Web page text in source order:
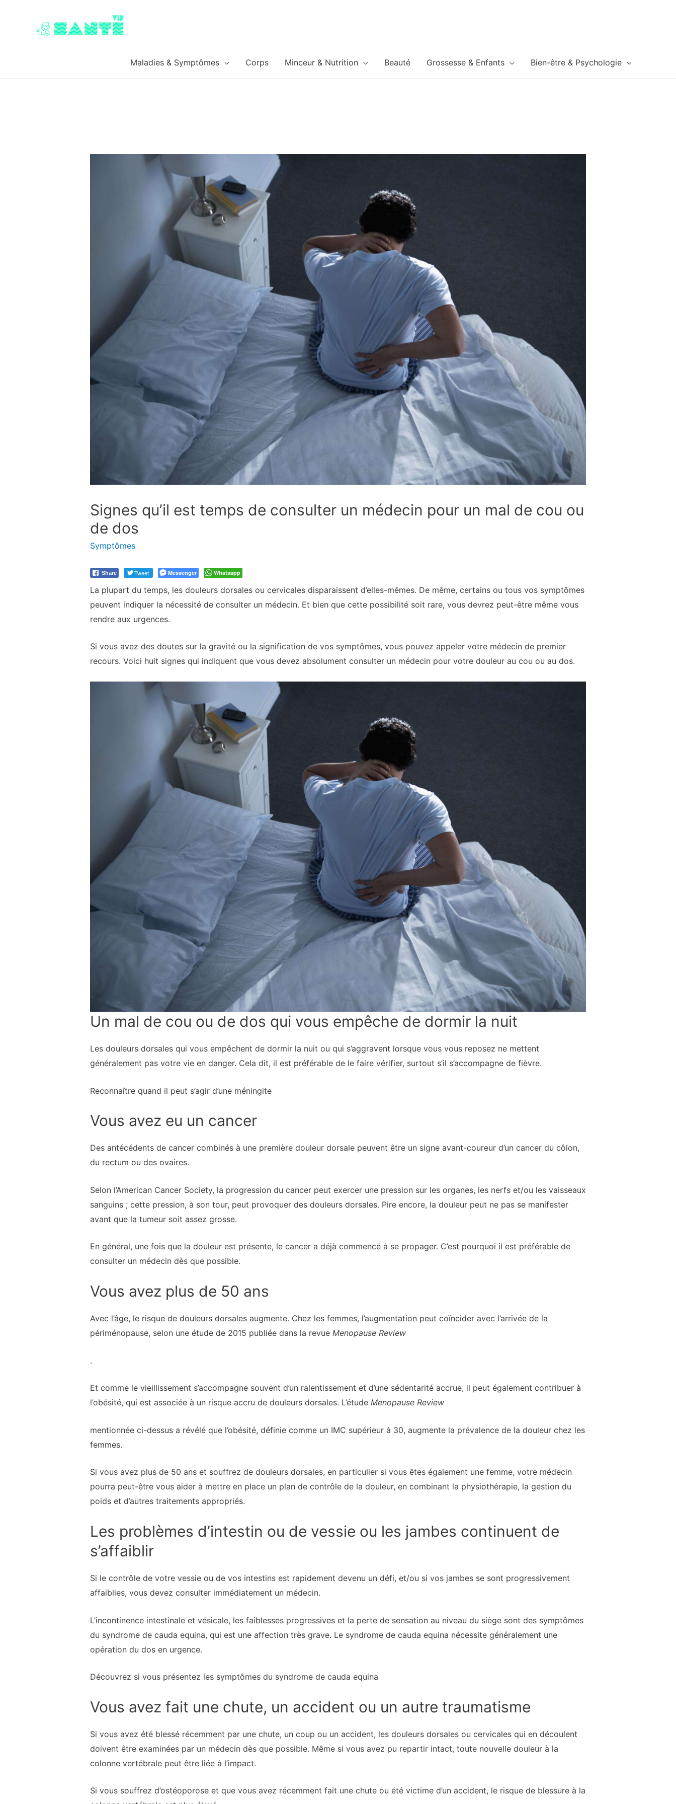
Maladies & Symptômes Corps Minceur & Nutrition Beauté Grossesse & Enfants Bien-être & Psychologie
Signes qu’il est temps de consulter un médecin pour un mal de cou ou
de dos
Symptômes
Share Tweet Messenger Whatsapp
La plupart du temps, les douleurs dorsales ou cervicales disparaissent d’elles-mêmes. De même, certains ou tous vos symptômes
peuvent indiquer la nécessité de consulter un médecin. Et bien que cette possibilité soit rare, vous devrez peut-être même vous
rendre aux urgences.
Si vous avez des doutes sur la gravité ou la signification de vos symptômes, vous pouvez appeler votre médecin de premier
recours. Voici huit signes qui indiquent que vous devez absolument consulter un médecin pour votre douleur au cou ou au dos.
Un mal de cou ou de dos qui vous empêche de dormir la nuit
Les douleurs dorsales qui vous empêchent de dormir la nuit ou qui s’aggravent lorsque vous vous reposez ne mettent
généralement pas votre vie en danger. Cela dit, il est préférable de le faire vérifier, surtout s’il s’accompagne de fièvre.
Reconnaître quand il peut s’agir d’une méningite
Vous avez eu un cancer
Des antécédents de cancer combinés à une première douleur dorsale peuvent être un signe avant-coureur d’un cancer du côlon,
du rectum ou des ovaires.
Selon l’American Cancer Society, la progression du cancer peut exercer une pression sur les organes, les nerfs et/ou les vaisseaux
sanguins ; cette pression, à son tour, peut provoquer des douleurs dorsales. Pire encore, la douleur peut ne pas se manifester
avant que la tumeur soit assez grosse.
En général, une fois que la douleur est présente, le cancer a déjà commencé à se propager. C’est pourquoi il est préférable de
consulter un médecin dès que possible.
Vous avez plus de 50 ans
Avec l’âge, le risque de douleurs dorsales augmente. Chez les femmes, l’augmentation peut coïncider avec l’arrivée de la
périménopause, selon une étude de 2015 publiée dans la revue Menopause Review
.
Et comme le vieillissement s’accompagne souvent d’un ralentissement et d’une sédentarité accrue, il peut également contribuer à
l’obésité, qui est associée à un risque accru de douleurs dorsales. L’étude Menopause Review
mentionnée ci-dessus a révélé que l’obésité, définie comme un IMC supérieur à 30, augmente la prévalence de la douleur chez les
femmes.
Si vous avez plus de 50 ans et souffrez de douleurs dorsales, en particulier si vous êtes également une femme, votre médecin
pourra peut-être vous aider à mettre en place un plan de contrôle de la douleur, en combinant la physiothérapie, la gestion du
poids et d’autres traitements appropriés.
Les problèmes d’intestin ou de vessie ou les jambes continuent de
s’affaiblir
Si le contrôle de votre vessie ou de vos intestins est rapidement devenu un défi, et/ou si vos jambes se sont progressivement
affaiblies, vous devez consulter immédiatement un médecin.
L’incontinence intestinale et vésicale, les faiblesses progressives et la perte de sensation au niveau du siège sont des symptômes
du syndrome de cauda equina, qui est une affection très grave. Le syndrome de cauda equina nécessite généralement une
opération du dos en urgence.
Découvrez si vous présentez les symptômes du syndrome de cauda equina
Vous avez fait une chute, un accident ou un autre traumatisme
Si vous avez été blessé récemment par une chute, un coup ou un accident, les douleurs dorsales ou cervicales qui en découlent
doivent être examinées par un médecin dès que possible. Même si vous avez pu repartir intact, toute nouvelle douleur à la
colonne vertébrale peut être liée à l’impact.
Si vous souffrez d’ostéoporose et que vous avez récemment fait une chute ou été victime d’un accident, le risque de blessure à la